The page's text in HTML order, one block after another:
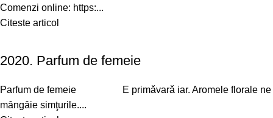
Comenzi online: https:...
Citeste articol
2020. Parfum de femeie
Parfum de femeie E primǎvarǎ iar. Aromele florale ne
mȃngȃie simţurile....